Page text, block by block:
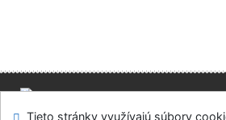
Mapa stránok Prístupnosť
Tieto stránky využívajú súbory